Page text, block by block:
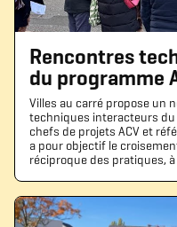
Rencontres
du programme
Villes au carré propose un
techniques interacteurs du
chefs de projets ACV et
a pour objectif le
réciproque des pratiques,